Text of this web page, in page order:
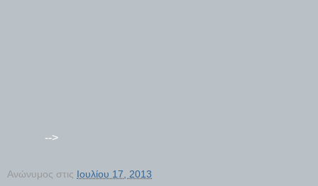
-->
Ανώνυμος στις Ιουλίου 17, 2013